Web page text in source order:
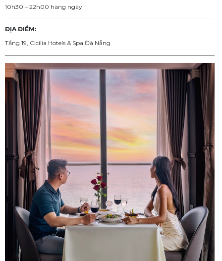
10h30 – 22h00 hàng ngày
ĐỊA ĐIỂM:
Tầng 19, Cicilia Hotels & Spa Đà Nẵng